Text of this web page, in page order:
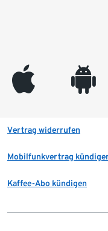
appleinc android
Vertrag widerrufen
Mobilfunkvertrag
Kaffee-Abo kündigen